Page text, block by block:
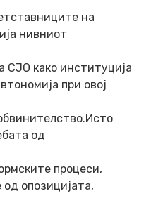
на
нивниот
СЈО како институција
при овој
од
процеси,
опозицијата,